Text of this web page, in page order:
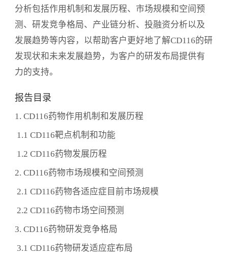
分析包括作用机制和发展历程、市场规模和空间预
测、研发竞争格局、产业链分析、投融资分析以及
发展趋势等内容，以帮助客户更好地了解CD116的研
发现状和未来发展趋势，为客户的研发布局提供有
力的支持。
报告目录
1. CD116药物作用机制和发展历程
1.1 CD116靶点机制和功能
1.2 CD116药物发展历程
2. CD116药物市场规模和空间预测
2.1 CD116药物各适应症目前市场规模
2.2 CD116药物市场空间预测
3. CD116药物研发竞争格局
3.1 CD116药物研发适应症布局